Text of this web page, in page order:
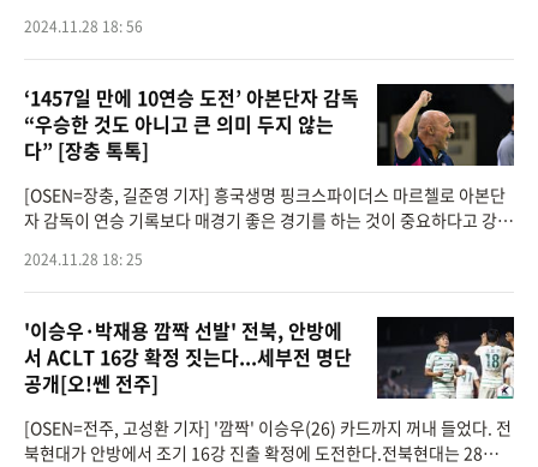
되는 상
2024.11.28 18: 56
‘1457일 만에 10연승 도전’ 아본단자 감독
“우승한 것도 아니고 큰 의미 두지 않는
다” [장충 톡톡]
[OSEN=장충, 길준영 기자] 흥국생명 핑크스파이더스 마르첼로 아본단
자 감독이 연승 기록보다 매경기 좋은 경기를 하는 것이 중요하다고 강조
2025 V-리그&rs
2024.11.28 18: 25
'이승우·박재용 깜짝 선발' 전북, 안방에
서 ACLT 16강 확정 짓는다...세부전 명단
공개[오!쎈 전주]
[OSEN=전주, 고성환 기자] '깜짝' 이승우(26) 카드까지 꺼내 들었다. 전
북현대가 안방에서 조기 16강 진출 확정에 도전한다.전북현대는 28일